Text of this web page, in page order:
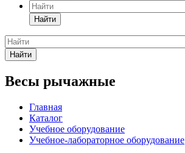
Найти
Найти
Весы рычажные
Главная
Каталог
Учебное оборудование
Учебное-лабораторное оборудование